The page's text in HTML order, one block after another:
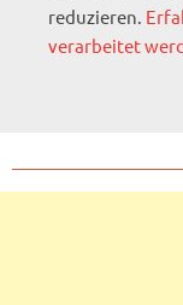
reduzieren.
verarbeitet